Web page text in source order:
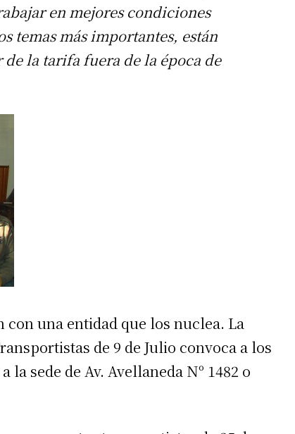
en mejores condiciones
temas más importantes, están
la tarifa fuera de la época de
con una entidad que los nuclea. La
de 9 de Julio convoca a los
la sede de Av. Avellaneda Nº 1482 o